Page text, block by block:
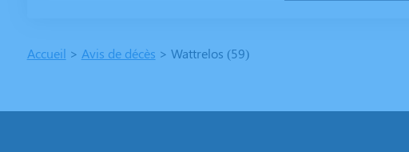
Accueil > Avis de décès > Wattrelos (59)